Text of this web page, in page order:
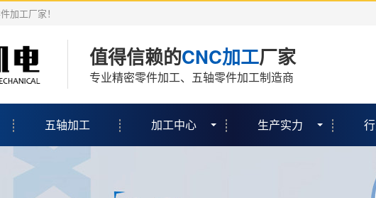
加工厂家！
值得信赖的CNC加工厂家
专业精密零件加工、五轴零件加工制造商
五轴加工 加工中心 生产实力